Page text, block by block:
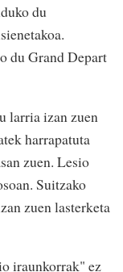
du
du Grand Depart
larria izan zuen
harrapatuta
zuen. Lesio
Suitzako
zuen lasterketa
iraunkorrak" ez